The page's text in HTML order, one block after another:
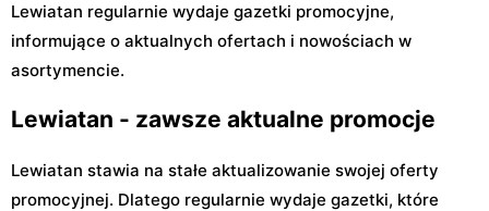
Lewiatan regularnie wydaje gazetki promocyjne,
informujące o aktualnych ofertach i nowościach w
asortymencie.
Lewiatan - zawsze aktualne promocje
Lewiatan stawia na stałe aktualizowanie swojej oferty
promocyjnej. Dlatego regularnie wydaje gazetki, które